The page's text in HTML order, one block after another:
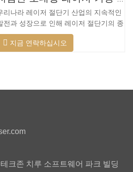
습니다. 저전력에서 고출력 레이저 범위까
. 레이저 헤드는 자동으로 장애물을 피
수 있습니다. 레이저 헤드는 높은 동적
응을 수행하고 장애물을 사전에 예측하
며 레이저 헤드를 최대한 보호할 수 있습
리나라 레이저 절단기 산업의 지속적인
전과 성장으로 인해 레이저 절단기의 종
가 점점 더 많아지고 있으며 레이저 절
단기의 모델이 지속적으로 풍부해지고 있
발 및 생산에서 큰 진전이 이루어졌습니
한 업계 요구 사항이 계속 증가함에 따
Lin 레이저 초대형 LG 시리즈
지금 연락하십시오
크존 치루 소프트웨어 파크 빌딩